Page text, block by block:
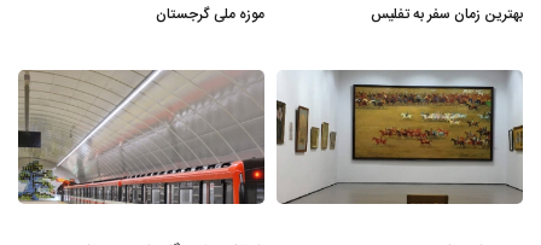
بهترین زمان سفر به تفلیس موزه ملی گرجستان